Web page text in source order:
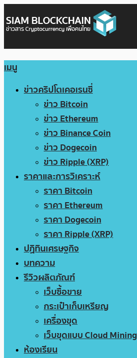
เมนู
ข่าวคริปโตเคอเรนซี่
ข่าว Bitcoin
ข่าว Ethereum
ข่าว Binance Coin
ข่าว Dogecoin
ข่าว Ripple (XRP)
ราคาและการวิเคราะห์
ราคา Bitcoin
ราคา Ethereum
ราคา Dogecoin
ราคา Ripple (XRP)
ปฏิทินเศรษฐกิจ
บทความ
รีวิวผลิตภัณฑ์
เว็บซื้อขาย
กระเป๋าเก็บเหรียญ
เครื่องขุด
เว็บขุดแบบ Cloud Mining
ห้องเรียน